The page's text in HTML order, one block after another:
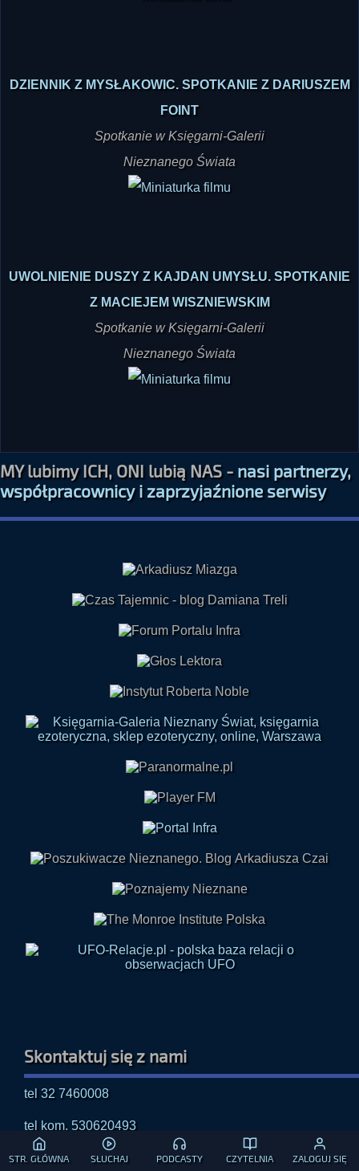
STR. GŁÓWNA SŁUCHAJ PODCASTY CZYTELNIA ZALOGUJ SIĘ
DZIENNIK Z MYSŁAKOWIC. SPOTKANIE Z DARIUSZEM
FOINT
Spotkanie w Księgarni-Galerii
Nieznanego Świata
UWOLNIENIE DUSZY Z KAJDAN UMYSŁU. SPOTKANIE
Z MACIEJEM WISZNIEWSKIM
Spotkanie w Księgarni-Galerii
Nieznanego Świata
MY lubimy ICH, ONI lubią NAS -nasi partnerzy,
współpracownicy i zaprzyjaźnione serwisy
Skontaktuj się z nami
tel 32 7460008
tel kom. 530620493
E-mail: radio@paranormalium.pl